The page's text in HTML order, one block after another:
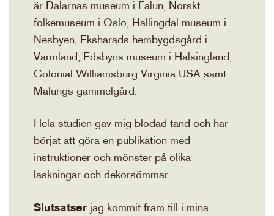
är Dalarnas museum i Falun, Norskt
folkemuseum i Oslo, Hallingdal museum i
Nesbyen, Ekshärads hembygdsgård i
Värmland, Edsbyns museum i Hälsingland,
Colonial Williamsburg Virginia USA samt
Malungs gammelgård.
Hela studien gav mig blodad tand och har
börjat att göra en publikation med
instruktioner och mönster på olika
laskningar och dekorsömmar.
Slutsatser jag kommit fram till i mina